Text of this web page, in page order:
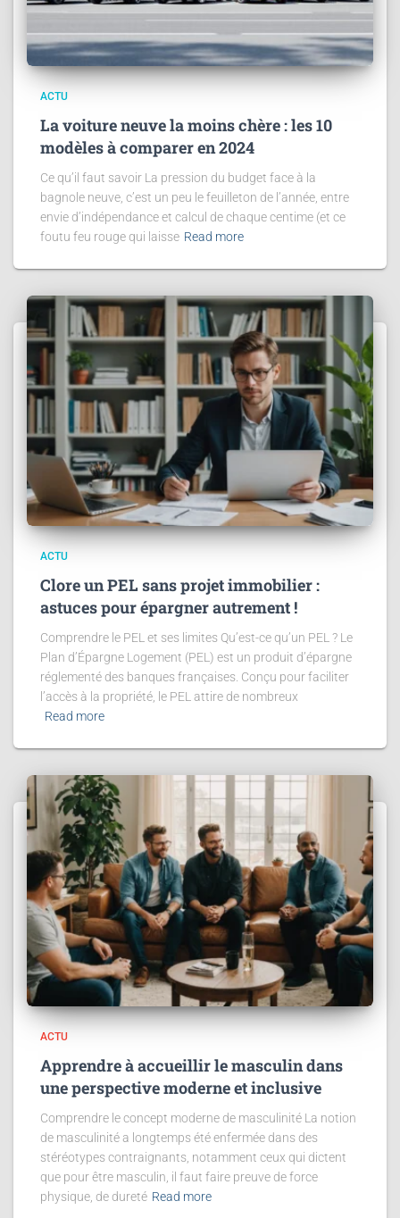
ACTU
La voiture neuve la moins chère : les 10
modèles à comparer en 2024
Ce qu’il faut savoir La pression du budget face à la
bagnole neuve, c’est un peu le feuilleton de l’année, entre
envie d’indépendance et calcul de chaque centime (et ce
foutu feu rouge qui laisse Read more
ACTU
Clore un PEL sans projet immobilier :
astuces pour épargner autrement !
Comprendre le PEL et ses limites Qu’est-ce qu’un PEL ? Le
Plan d’Épargne Logement (PEL) est un produit d’épargne
réglementé des banques françaises. Conçu pour faciliter
l’accès à la propriété, le PEL attire de nombreux
Read more
ACTU
Apprendre à accueillir le masculin dans
une perspective moderne et inclusive
Comprendre le concept moderne de masculinité La notion
de masculinité a longtemps été enfermée dans des
stéréotypes contraignants, notamment ceux qui dictent
que pour être masculin, il faut faire preuve de force
physique, de dureté Read more